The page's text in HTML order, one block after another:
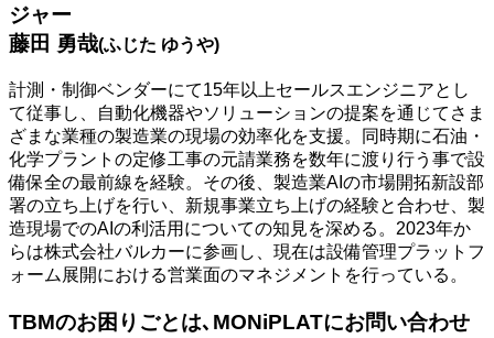
ジャー
藤田 勇哉(ふじた ゆうや)
計測・制御ベンダーにて15年以上セールスエンジニアとし
て従事し、自動化機器やソリューションの提案を通じてさま
ざまな業種の製造業の現場の効率化を支援。同時期に石油・
化学プラントの定修工事の元請業務を数年に渡り行う事で設
備保全の最前線を経験。その後、製造業AIの市場開拓新設部
署の立ち上げを行い、新規事業立ち上げの経験と合わせ、製
造現場でのAIの利活用についての知見を深める。2023年か
らは株式会社バルカーに参画し、現在は設備管理プラットフ
ォーム展開における営業面のマネジメントを行っている。
TBMのお困りごとは､MONiPLATにお問い合わせ